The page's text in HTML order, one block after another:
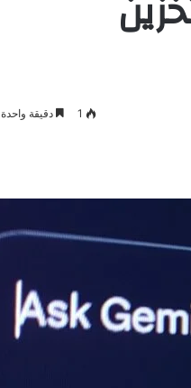
1 دقيقة واحدة